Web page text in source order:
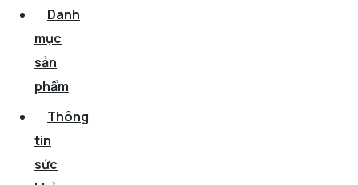
Danh
mục
sản
phẩm
Thông
tin
sức